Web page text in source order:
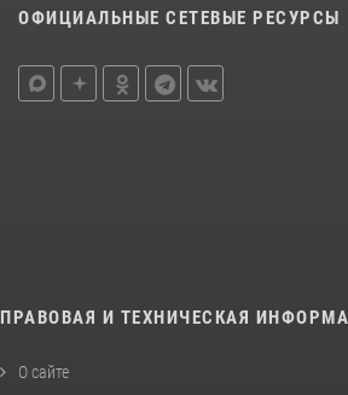
ОФИЦИАЛЬНЫЕ СЕТЕВЫЕ РЕСУРСЫ
ПРАВОВАЯ И ТЕХНИЧЕСКАЯ
О сайте